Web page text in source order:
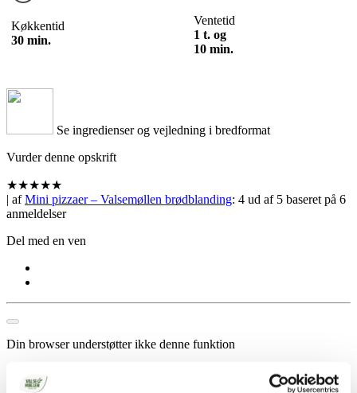
Køkkentid
30 min.
Ventetid
1 t. og
10 min.
Se ingredienser og vejledning i bredformat
Vurder denne opskrift
★★★★★
| afMini pizzaer – Valsemøllen brødblanding: 4 ud af 5 baseret på 6
anmeldelser
Del med en ven
Din browser understøtter ikke denne funktion
Opskrift